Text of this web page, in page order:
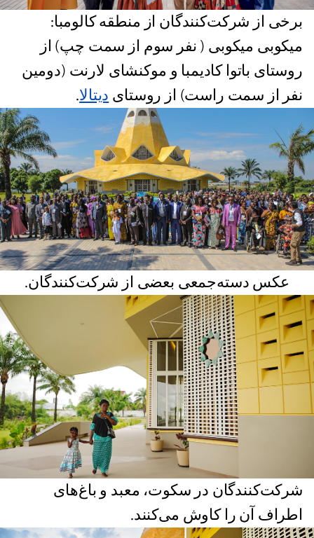
برخی از شرکت‌کنندگان از منطقه‌ کالومبا:
میکوبی میکوبی ( نفر سوم از سمت چپ) از
روستای باتوا کادیمبا و موکنشای لارنت (دومین
نفر از سمت راست) از روستای دیتالا.
عکس دسته‌جمعی بعضی از شرکت‌کنندگان.
شرکت‌کنندگان در سکوت، معبد و باغ‌های
اطراف آن را کاوش می‌کنند.